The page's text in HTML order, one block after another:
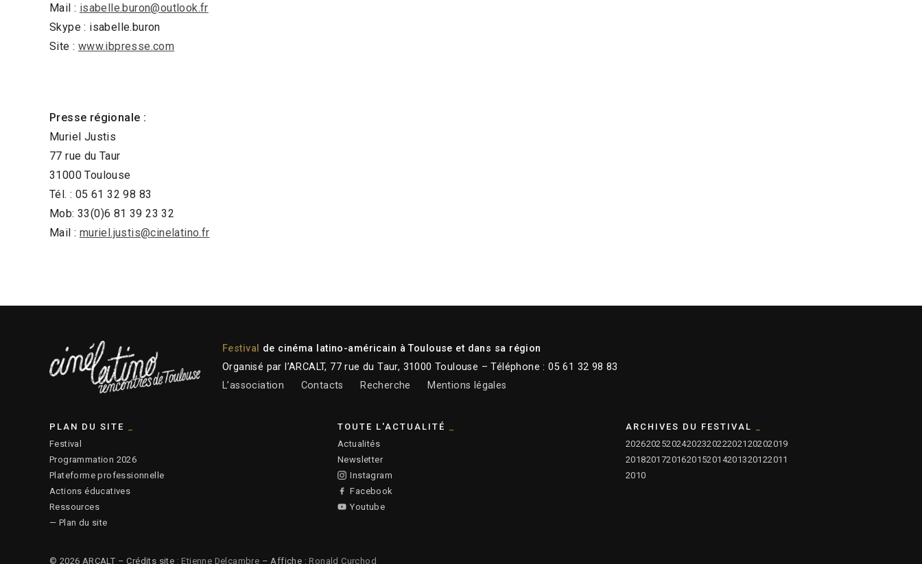
Mail : isabelle.buron@outlook.fr
Skype : isabelle.buron
Site : www.ibpresse.com
Presse régionale :
Muriel Justis
77 rue du Taur
31000 Toulouse
Tél. : 05 61 32 98 83
Mob: 33(0)6 81 39 23 32
Mail : muriel.justis@cinelatino.fr
Festival de cinéma latino-américain à Toulouse et dans sa région
Organisé par l’ARCALT, 77 rue du Taur, 31000 Toulouse – Téléphone : 05 61 32 98 83
L’association
Contacts Recherche Mentions légales
PLAN DU SITE
Festival
Programmation 2026
Plateforme professionnelle
Actions éducatives
Ressources
— Plan du site
TOUTE L'ACTUALITÉ
Actualités
Newsletter
Instagram
Facebook
Youtube
ARCHIVES DU FESTIVAL
202620252024202320222021 20202019
20182017201620152014201320122011
2010
© 2026 ARCALT – Crédits site : Etienne Delcambre – Affiche : Ronald Curchod